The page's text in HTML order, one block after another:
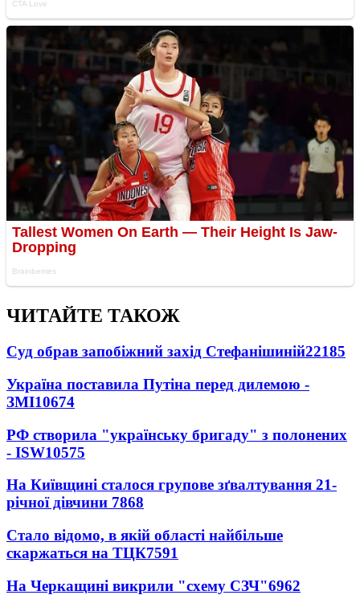
ЧИТАЙТЕ ТАКОЖ
Суд обрав запобіжний захід Стефанішиній22185
Україна поставила Путіна перед дилемою -
ЗМІ10674
РФ створила "українську бригаду" з полонених
- ISW10575
На Київщині сталося групове зґвалтування 21-
річної дівчини 7868
Стало відомо, в якій області найбільше
скаржаться на ТЦК7591
На Черкащині викрили "схему СЗЧ"6962